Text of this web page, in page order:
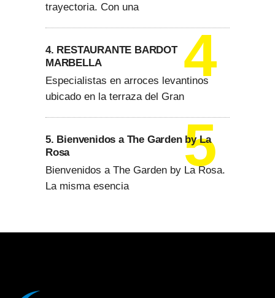
trayectoria. Con una
4. RESTAURANTE BARDOT
MARBELLA
Especialistas en arroces levantinos
ubicado en la terraza del Gran
5. Bienvenidos a The Garden by La
Rosa
Bienvenidos a The Garden by La Rosa.
La misma esencia